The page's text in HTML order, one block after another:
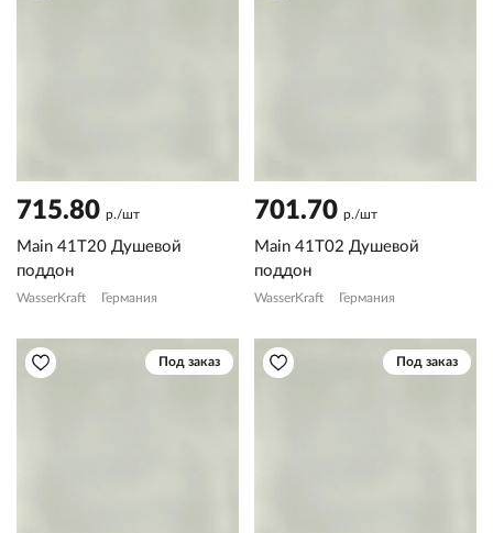
715.80 р./шт
Main 41T20 Душевой
поддон
WasserKraft Германия
701.70 р./шт
Main 41T02 Душевой
поддон
WasserKraft Германия
Под заказ Под заказ